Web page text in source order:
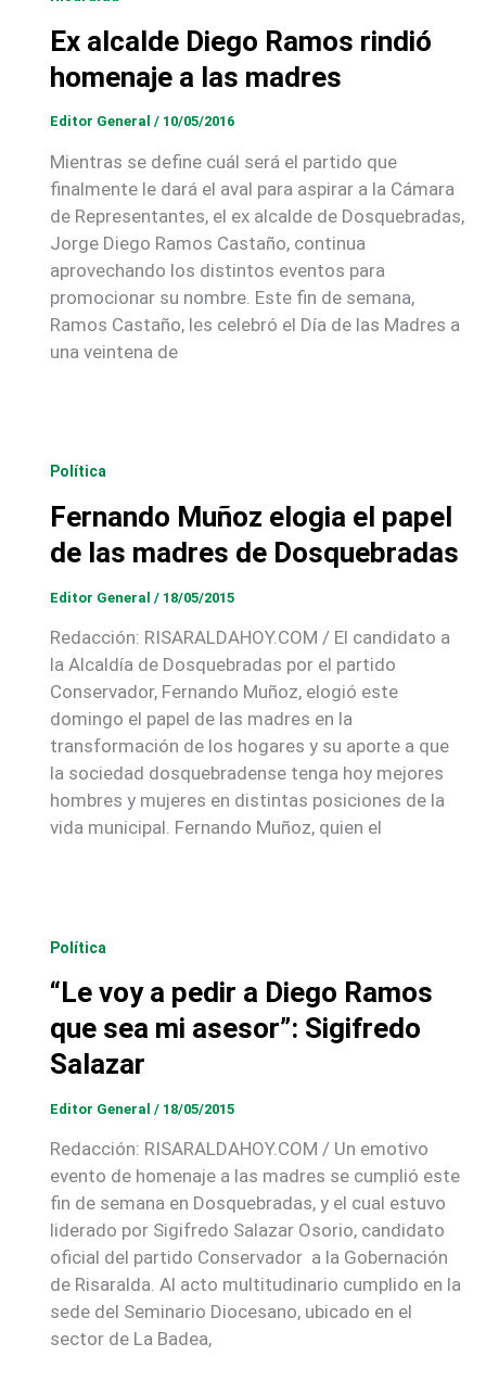
Ex alcalde Diego Ramos rindió
homenaje a las madres
Editor General / 10/05/2016
Mientras se define cuál será el partido que
finalmente le dará el aval para aspirar a la Cámara
de Representantes, el ex alcalde de Dosquebradas,
Jorge Diego Ramos Castaño, continua
aprovechando los distintos eventos para
promocionar su nombre. Este fin de semana,
Ramos Castaño, les celebró el Día de las Madres a
una veintena de
Política
Fernando Muñoz elogia el papel
de las madres de Dosquebradas
Editor General / 18/05/2015
Redacción: RISARALDAHOY.COM / El candidato a
la Alcaldía de Dosquebradas por el partido
Conservador, Fernando Muñoz, elogió este
domingo el papel de las madres en la
transformación de los hogares y su aporte a que
la sociedad dosquebradense tenga hoy mejores
hombres y mujeres en distintas posiciones de la
vida municipal. Fernando Muñoz, quien el
Política
“Le voy a pedir a Diego Ramos
que sea mi asesor”: Sigifredo
Salazar
Editor General / 18/05/2015
Redacción: RISARALDAHOY.COM / Un emotivo
evento de homenaje a las madres se cumplió este
fin de semana en Dosquebradas, y el cual estuvo
liderado por Sigifredo Salazar Osorio, candidato
oficial del partido Conservador a la Gobernación
de Risaralda. Al acto multitudinario cumplido en la
sede del Seminario Diocesano, ubicado en el
sector de La Badea,